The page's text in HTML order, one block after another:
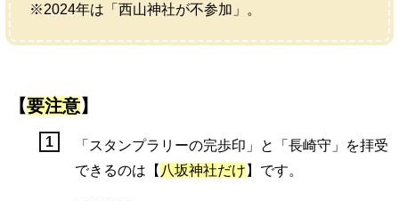
※2024年は「西山神社が不参加」。
【要注意】
「スタンプラリーの完歩印」と「長崎守」を拝受
できるのは【 八坂神社だけ 】です。